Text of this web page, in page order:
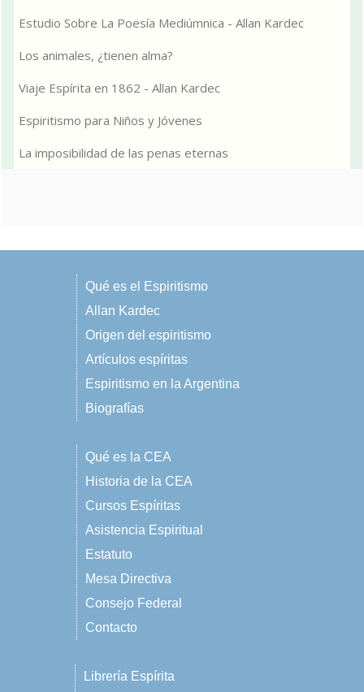
Estudio Sobre La Poesía Mediúmnica - Allan Kardec
Los animales, ¿tienen alma?
Viaje Espírita en 1862 - Allan Kardec
Espiritismo para Niños y Jóvenes
La imposibilidad de las penas eternas
Qué es el Espiritismo
Allan Kardec
Origen del espiritismo
Artículos espíritas
Espiritismo en la Argentina
Biografías
Qué es la CEA
Historia de la CEA
Cursos Espíritas
Asistencia Espiritual
Estatuto
Mesa Directiva
Consejo Federal
Contacto
Librería Espírita